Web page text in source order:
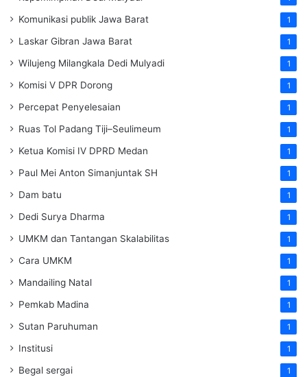
Komunikasi publik Jawa Barat 1
Laskar Gibran Jawa Barat 1
Wilujeng Milangkala Dedi Mulyadi 1
Komisi V DPR Dorong 1
Percepat Penyelesaian 1
Ruas Tol Padang Tiji–Seulimeum 1
Ketua Komisi IV DPRD Medan 1
Paul Mei Anton Simanjuntak SH 1
Dam batu 1
Dedi Surya Dharma 1
UMKM dan Tantangan Skalabilitas 1
Cara UMKM 1
Mandailing Natal 1
Pemkab Madina 1
Sutan Paruhuman 1
Institusi 1
Begal sergai 1